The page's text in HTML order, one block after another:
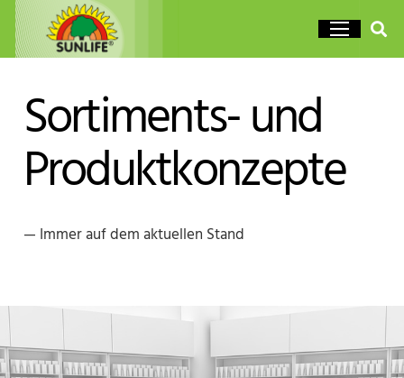
Sortiments- und
Produktkonzepte
— Immer auf dem aktuellen Stand